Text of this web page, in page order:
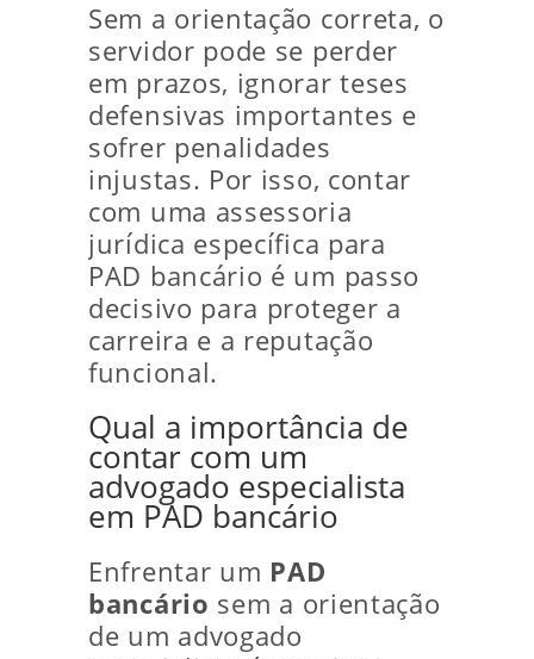
Sem a orientação correta, o
servidor pode se perder
em prazos, ignorar teses
defensivas importantes e
sofrer penalidades
injustas. Por isso, contar
com uma assessoria
jurídica específica para
PAD bancário é um passo
decisivo para proteger a
carreira e a reputação
funcional.
Qual a importância de
contar com um
advogado especialista
em PAD bancário
Enfrentar um PAD
bancário sem a orientação
de um advogado